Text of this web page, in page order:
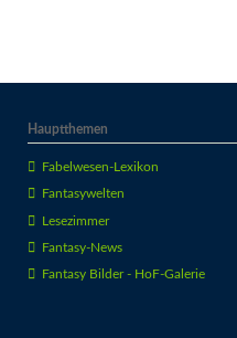
Hauptthemen
Fabelwesen-Lexikon
Fantasywelten
Lesezimmer
Fantasy-News
Fantasy Bilder - HoF-Galerie